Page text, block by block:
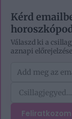
Kérd
Válaszd ki a
aznapi
Feliratkozom